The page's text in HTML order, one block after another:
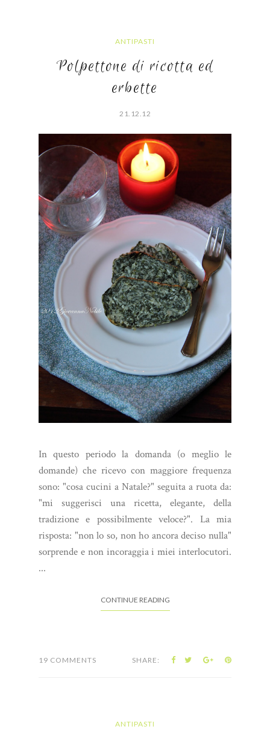
ANTIPASTI
Polpettone di ricotta ed
erbette
21.12.12
In questo periodo la domanda (o meglio le
domande) che ricevo con maggiore frequenza
sono: "cosa cucini a Natale?" seguita a ruota da:
"mi suggerisci una ricetta, elegante, della
tradizione e possibilmente veloce?". La mia
risposta: "non lo so, non ho ancora deciso nulla"
sorprende e non incoraggia i miei interlocutori.
...
CONTINUE READING
19 COMMENTS SHARE:
ANTIPASTI